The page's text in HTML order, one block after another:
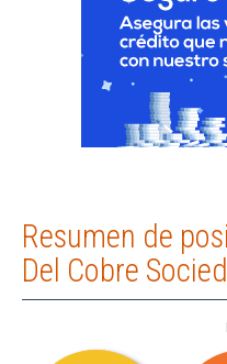
Resumen de
Del Cobre